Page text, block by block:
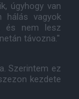
úgyhogy van
hálás vagyok
és nem lesz
távozna."
Szerintem ez
kezdete